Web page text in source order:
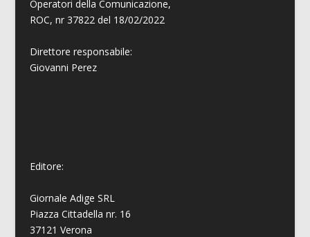
Operatori della Comunicazione,
ROC, nr 37822 del 18/02/2022
Direttore responsabile:
Giovanni Perez
Editore:
Giornale Adige SRL
Piazza Cittadella nr. 16
37121 Verona